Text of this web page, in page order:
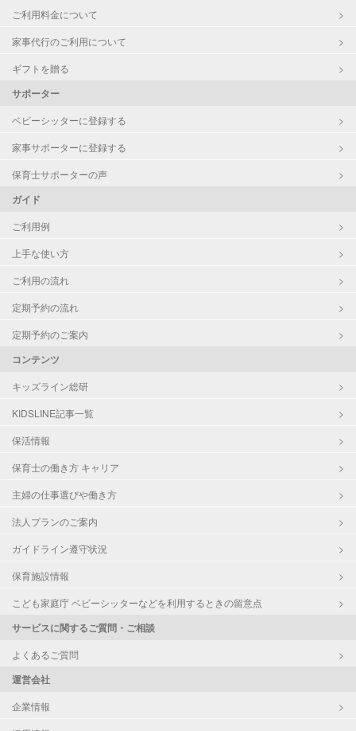
ご利用料金について
家事代行のご利用について
ギフトを贈る
サポーター
ベビーシッターに登録する
家事サポーターに登録する
保育士サポーターの声
ガイド
ご利用例
上手な使い方
ご利用の流れ
定期予約の流れ
定期予約のご案内
コンテンツ
キッズライン総研
KIDSLINE記事一覧
保活情報
保育士の働き方 キャリア
主婦の仕事選びや働き方
法人プランのご案内
ガイドライン遵守状況
保育施設情報
こども家庭庁 ベビーシッターなどを利用するときの留意点
サービスに関するご質問・ご相談
よくあるご質問
運営会社
企業情報